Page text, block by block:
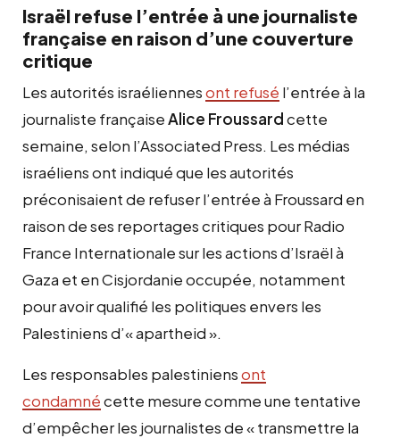
Israël refuse l’entrée à une journaliste
française en raison d’une couverture
critique
Les autorités israéliennesont refusé l’entrée à la
journaliste françaiseAlice Froussardcette
semaine, selon l’Associated Press. Les médias
israéliens ont indiqué que les autorités
préconisaient de refuser l’entrée à Froussard en
raison de ses reportages critiques pour Radio
France Internationale sur les actions d’Israël à
Gaza et en Cisjordanie occupée, notamment
pour avoir qualifié les politiques envers les
Palestiniens d’« apartheid ».
Les responsables palestiniensont
condamnécette mesure comme une tentative
d’empêcher les journalistes de « transmettre la